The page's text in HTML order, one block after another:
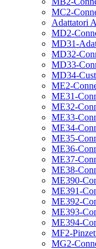
MC2-
Adattatori
MD2-
MD31-
MD32-
MD33-
MD34-
ME2-
ME31-
ME32-
ME33-
ME34-
ME35-
ME36-
ME37-
ME38-
ME390-
ME391-
ME392-
ME393-
ME394-
MF2-
MG2-